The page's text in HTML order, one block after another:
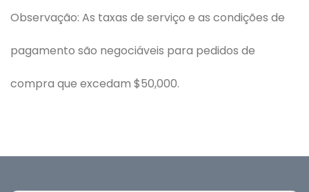
Observação: As taxas de serviço e as condições de
pagamento são negociáveis ​​para pedidos de
compra que excedam $50,000.